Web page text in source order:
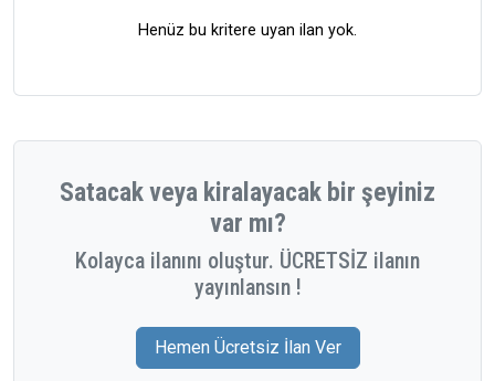
Henüz bu kritere uyan ilan yok.
Satacak veya kiralayacak bir şeyiniz
var mı?
Kolayca ilanını oluştur. ÜCRETSİZ ilanın
yayınlansın !
Hemen Ücretsiz İlan Ver